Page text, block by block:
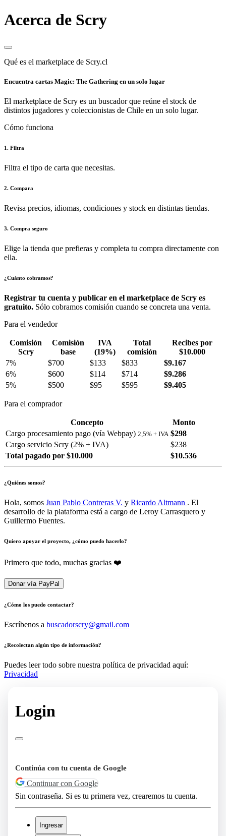
Acerca de Scry
Qué es el marketplace de Scry.cl
Encuentra cartas Magic: The Gathering en un solo lugar
El marketplace de Scry es un buscador que reúne el stock de
distintos jugadores y coleccionistas de Chile en un solo lugar.
Cómo funciona
1. Filtra
Filtra el tipo de carta que necesitas.
2. Compara
Revisa precios, idiomas, condiciones y stock en distintas tiendas.
3. Compra seguro
Elige la tienda que prefieras y completa tu compra directamente con
ella.
¿Cuánto cobramos?
Registrar tu cuenta y publicar en el marketplace de Scry es
gratuito. Sólo cobramos comisión cuando se concreta una venta.
Para el vendedor
Comisión
Scry
Comisión
base
IVA
(19%)
Total
comisión
Recibes por
$10.000
7%
$700 $133 $833
$9.167
6%
$600 $114 $714
$9.286
5%
$500 $95 $595 $9.405
Para el comprador
Concepto
Monto
Cargo procesamiento pago (vía Webpay) 2,5% + IVA $298
Cargo servicio Scry (2% + IVA)
$238
Total pagado por $10.000
$10.536
¿Quiénes somos?
Hola, somos Juan Pablo Contreras V. y Ricardo Altmann . El
desarrollo de la plataforma está a cargo de Leroy Carrasquero y
Guillermo Fuentes.
Quiero apoyar el proyecto, ¿cómo puedo hacerlo?
Primero que todo, muchas gracias ❤️
Donar vía PayPal
¿Cómo los puedo contactar?
Escríbenos a buscadorscry@gmail.com
¿Recolectan algún tipo de información?
Puedes leer todo sobre nuestra política de privacidad aquí:
Privacidad
Login
Continúa con tu cuenta de Google
Continuar con Google
Sin contraseña. Si es tu primera vez, crearemos tu cuenta.
Ingresar